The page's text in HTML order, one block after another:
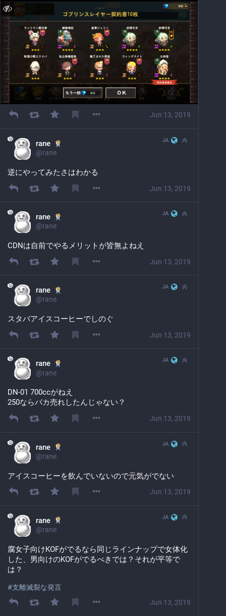
Jun 13, 2019
rane
@rane
JA
逆にやってみたさはわかる
Jun 13, 2019
rane
@rane
JA
CDNは自前でやるメリットが皆無よねえ
Jun 13, 2019
rane
@rane
JA
スタバアイスコーヒーでしのぐ
Jun 13, 2019
rane
@rane
JA
DN-01 700ccがねえ
250ならバカ売れしたんじゃない？
Jun 13, 2019
rane
@rane
JA
アイスコーヒーを飲んでいないので元気がでない
Jun 13, 2019
rane
@rane
JA
腐女子向けKOFがでるなら同じラインナップで女体化
した、男向けのKOFがでるべきでは？それが平等で
は？
#支離滅裂な発言
Jun 13, 2019